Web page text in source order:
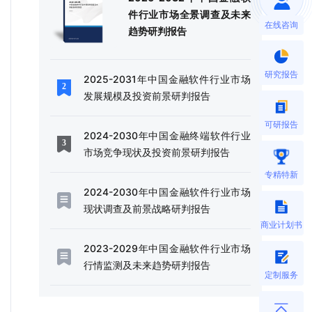
件行业市场全景调查及未来
趋势研判报告
2025-2031年中国金融软件行业市场
发展规模及投资前景研判报告
2024-2030年中国金融终端软件行业
市场竞争现状及投资前景研判报告
2024-2030年中国金融软件行业市场
现状调查及前景战略研判报告
2023-2029年中国金融软件行业市场
行情监测及未来趋势研判报告
在线咨询
研究报告
可研报告
专精特新
商业计划书
定制服务